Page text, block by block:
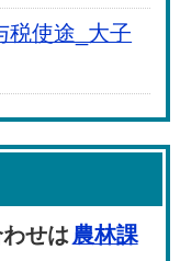
税使途_大子
せは 農林課